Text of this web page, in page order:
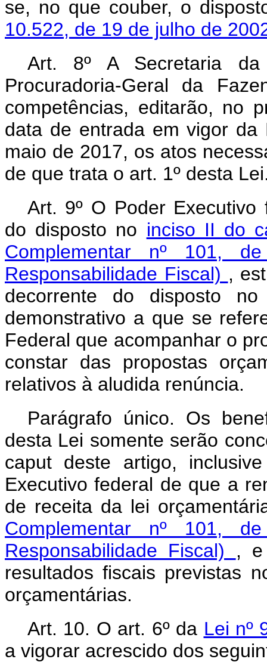
se, no que couber, o
10.522, de 19 de julho de
Art. 8º A Secretaria
Procuradoria-Geral da
competências, editarão, no
data de entrada em vigor da
maio de 2017, os atos
de que trata o art. 1º desta
Art. 9º O Poder
do disposto no inciso II do
Complementar nº 101,
Responsabilidade Fiscal) ,
decorrente do disposto
demonstrativo a que se
Federal que acompanhar o
constar das propostas
relativos à aludida renúncia.
Parágrafo único. Os
desta Lei somente serão
caput deste artigo,
Executivo federal de que a
de receita da lei
Complementar nº 101,
Responsabilidade Fiscal) , e
resultados fiscais previstas
orçamentárias.
Art. 10. O art. 6º da Lei nº
a vigorar acrescido dos